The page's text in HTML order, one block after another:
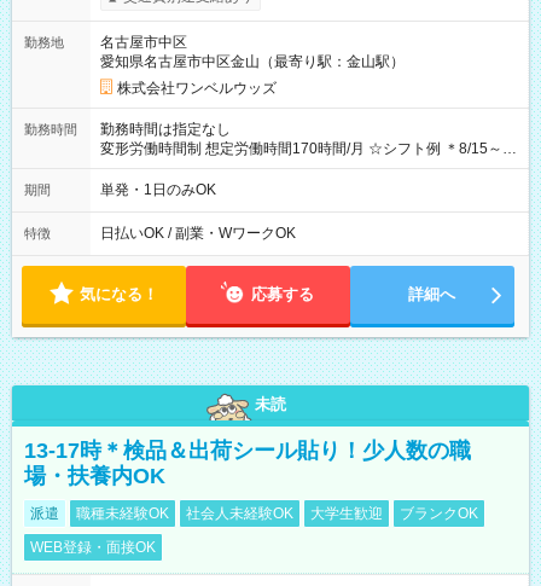
OK！（規定あり） ┗働いたその日に現金GET♪ お仕事後はコン
期間なし
勤務地
名古屋市中区
愛知県名古屋市中区金山（最寄り駅：金山駅）
株式会社ワンベルウッズ
勤務時間
勤務時間は指定なし
変形労働時間制 想定労働時間170時間/月 ☆シフト例 ＊8/15～
10/26 全日共通 08：00～12：00 17：00～21：00 ＊8/31
～9/19のみ下記シフトもあります！ 12：00～16：00 ＊9/6～
00
期間 単発・1日のみOK
特徴 日払いOK / 副業・WワークOK
気になる！ 応募する 詳細へ
未読
13-17時＊検品＆出荷シール貼り！少人数の職
場・扶養内OK
派遣 職種未経験OK 社会人未経験OK 大学生歓迎
ブランクOK
WEB登録・面接OK